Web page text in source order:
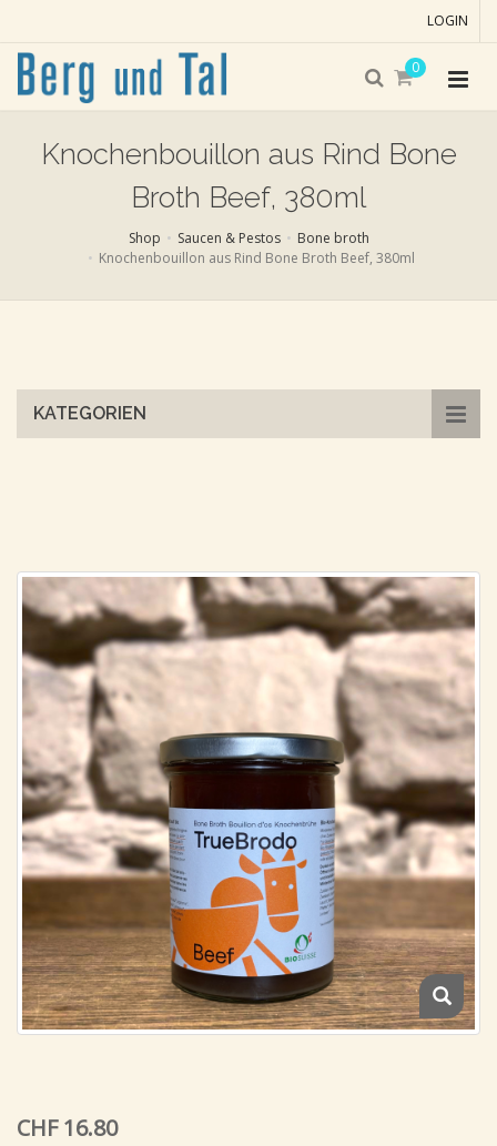
LOGIN
0
Knochenbouillon aus Rind Bone
Broth Beef, 380ml
Shop Saucen & Pestos
Bone broth
Knochenbouillon aus Rind Bone Broth Beef, 380ml
KATEGORIEN
CHF 16.80